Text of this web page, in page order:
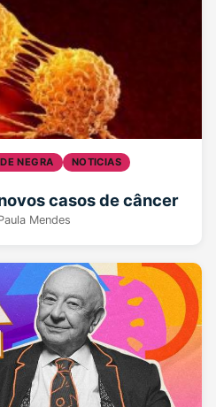
NEGRA
NOTICIAS
casos de câncer
Mendes